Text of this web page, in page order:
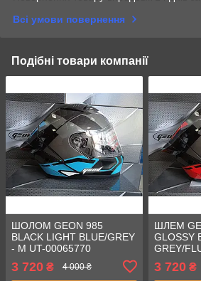
Всі умови повернення
Подібні товари компанії
ШОЛОМ GEON 985
BLACK LIGHT BLUE/GREY
- M UT-00065770
3 720 ₴ 4 000 ₴
ШЛЕМ
GLOSSY
GREY/
3 720₴